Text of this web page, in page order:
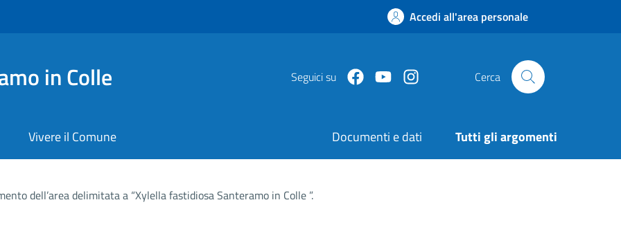
Accedi all'area personale
in Colle Seguici su FacebookYoutubeInstagram Cerca
Vivere il Comune Documenti e dati Tutti gli argomenti
dell’area delimitata a “Xylella fastidiosa Santeramo in Colle ”.